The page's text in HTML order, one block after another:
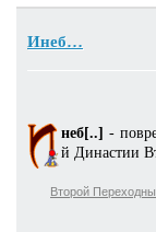
Инеб…
неб[..] -
й Династии
Второй